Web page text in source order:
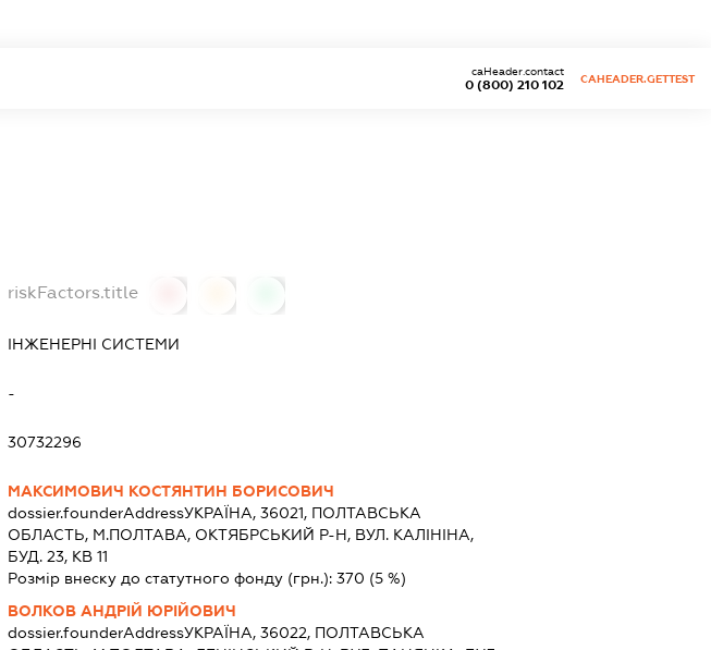
0 (800) 210 102
caHeader.contact
CAHEADER.GETTEST
riskFactors.title
ІНЖЕНЕРНІ СИСТЕМИ
-
30732296
МАКСИМОВИЧ КОСТЯНТИН БОРИСОВИЧ
dossier.founderAddressУКРАЇНА, 36021, ПОЛТАВСЬКА
ОБЛАСТЬ, М.ПОЛТАВА, ОКТЯБРСЬКИЙ Р-Н, ВУЛ. КАЛІНІНА,
БУД. 23, КВ 11
Розмір внеску до статутного фонду (грн.): 370 (5 %)
ВОЛКОВ АНДРІЙ ЮРІЙОВИЧ
dossier.founderAddressУКРАЇНА, 36022, ПОЛТАВСЬКА